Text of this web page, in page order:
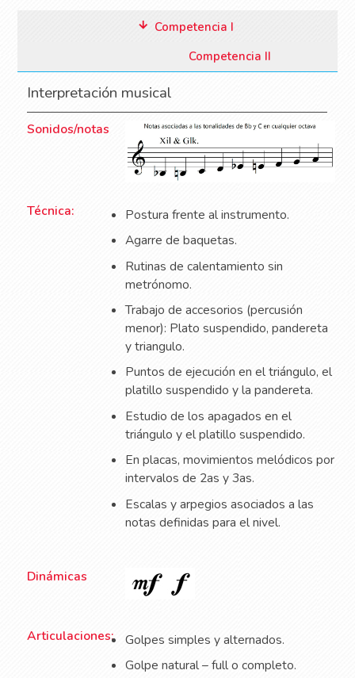
Competencia I
Competencia II
Interpretación musical
Sonidos/notas
Técnica:
Postura frente al instrumento.
Agarre de baquetas.
Rutinas de calentamiento sin
metrónomo.
Trabajo de accesorios (percusión
menor): Plato suspendido, pandereta
y triangulo.
Puntos de ejecución en el triángulo, el
platillo suspendido y la pandereta.
Estudio de los apagados en el
triángulo y el platillo suspendido.
En placas, movimientos melódicos por
intervalos de 2as y 3as.
Escalas y arpegios asociados a las
notas definidas para el nivel.
Dinámicas
Articulaciones:
Golpes simples y alternados.
Golpe natural – full o completo.